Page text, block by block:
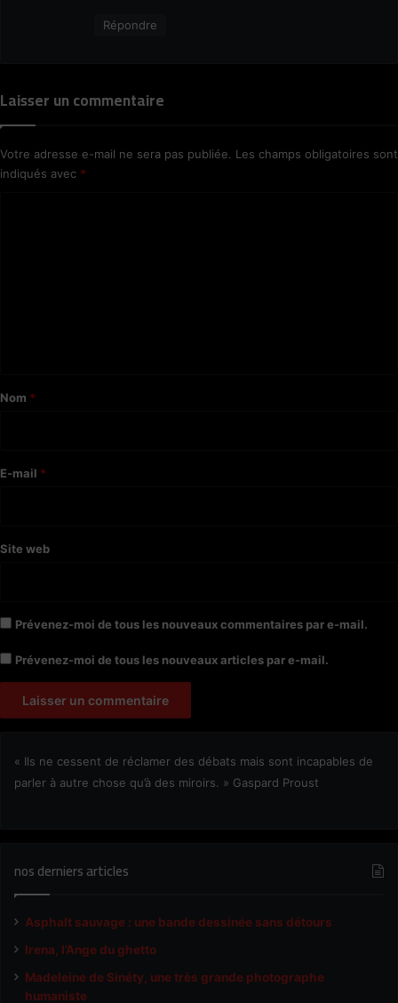
Répondre
Laisser un commentaire
Votre adresse e-mail ne sera pas publiée. Les champs obligatoires sont
indiqués avec *
a
e
Nom *
E-mail *
Site web
Prévenez-moi de tous les nouveaux commentaires par e-mail.
Prévenez-moi de tous les nouveaux articles par e-mail.
« Ils ne cessent de réclamer des débats mais sont incapables de
parler à autre chose qu’à des miroirs. » Gaspard Proust
nos derniers articles
Asphalt sauvage : une bande dessinée sans détours
Irena, l’Ange du ghetto
Madeleine de Sinéty, une très grande photographe
humaniste